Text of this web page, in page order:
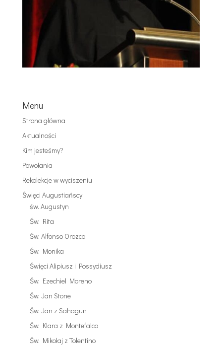
Menu
Strona główna
Aktualności
Kim jesteśmy?
Powołania
Rekolekcje w wyciszeniu
Święci Augustiańscy
św. Augustyn
Św. Rita
Św. Alfonso Orozco
Św. Monika
Święci Alipiusz i Possydiusz
Św. Ezechiel Moreno
Św. Jan Stone
Św. Jan z Sahagun
Św. Klara z Montefalco
Św. Mikołaj z Tolentino